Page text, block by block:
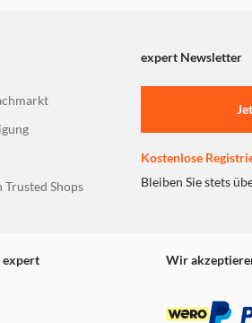
Zutaten, meisterhaft verarbeitet.
Kaffeespezialitäten.
aromatisiert den Milchschaum
dem dazugehörigen Sirupaufsatz und
sich Geschmack und Intensität
anpassen. So zaubert die J8
wie den Sweet Latte
expert Newsletter
Trusted Shops
Kostenlose
Bleiben Sie stets
expert Wir